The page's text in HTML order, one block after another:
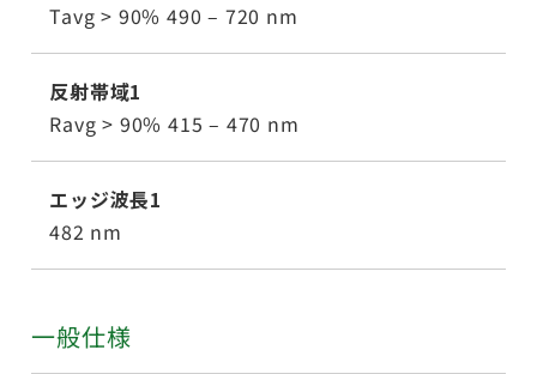
Tavg > 90% 490 – 720 nm
反射帯域1
Ravg > 90% 415 – 470 nm
エッジ波長1
482 nm
一般仕様